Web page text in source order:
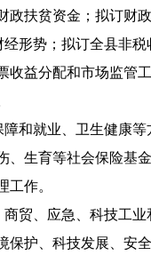
政扶贫资金；拟订财
势；拟订全县非税
收益分配和市场监管
就业、卫生健康等
、生育等社会保险基
工作。
、应急、科技工业
保护、科技发展、安